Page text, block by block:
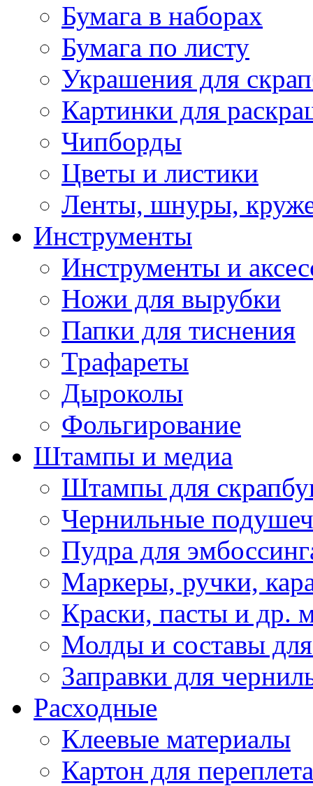
Бумага в наборах
Бумага по листу
Украшения для
Картинки для
Чипборды
Цветы и листики
Ленты, шнуры,
Инструменты
Инструменты и
Ножи для вырубки
Папки для тиснения
Трафареты
Дыроколы
Фольгирование
Штампы и медиа
Штампы для
Чернильные
Пудра для
Маркеры, ручки,
Краски, пасты и др.
Молды и составы
Заправки для
Расходные
Клеевые материалы
Картон для переплета